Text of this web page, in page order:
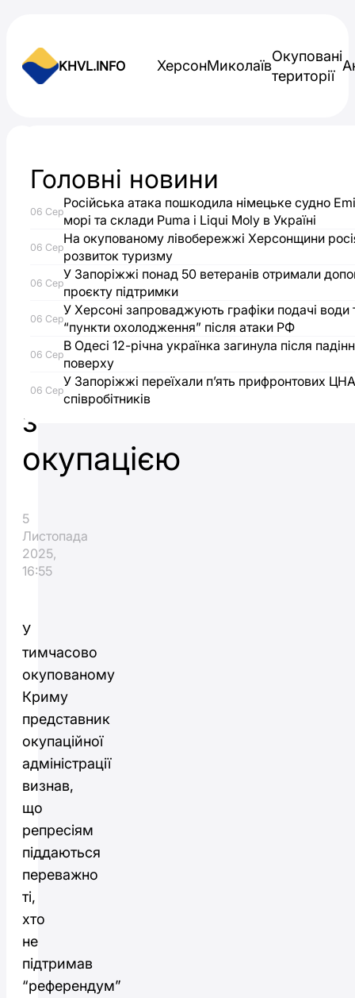
KHVL.INFO ХерсонМиколаїв
Окуповані
території
Більшість
репресованих
Криму
виявились
незгодними
з
окупацією
5
Листопада
2025,
16:55
У
тимчасово
окупованому
Криму
представник
окупаційної
адміністрації
визнав,
що
репресіям
піддаються
переважно
ті,
хто
не
підтримав
“референдум”
Головні новини
06 Сер
Російська атака пошкодила німецьке судно
морі та склади Puma і Liqui Moly в Україні
06 Сер
На окупованому лівобережжі Херсонщини
розвиток туризму
06 Сер
У Запоріжжі понад 50 ветеранів отримали
проєкту підтримки
06 Сер
У Херсоні запроваджують графіки подачі води
“пункти охолодження” після атаки РФ
06 Сер
В Одесі 12-річна українка загинула після
поверху
06 Сер
У Запоріжжі переїхали п’ять прифронтових
співробітників